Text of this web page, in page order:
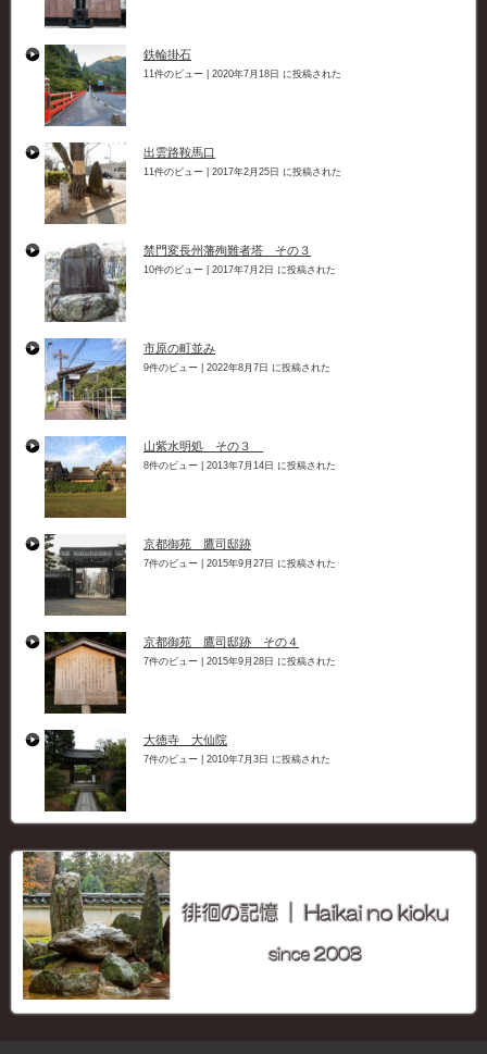
鉄輪掛石
11件のビュー 2020年7月18日 に投稿された
出雲路鞍馬口
11件のビュー 2017年2月25日 に投稿された
禁門変長州藩殉難者塔 その３
10件のビュー 2017年7月2日 に投稿された
市原の町並み
9件のビュー 2022年8月7日 に投稿された
山紫水明処 その３
8件のビュー 2013年7月14日 に投稿された
京都御苑 鷹司邸跡
7件のビュー 2015年9月27日 に投稿された
京都御苑 鷹司邸跡 その４
7件のビュー 2015年9月28日 に投稿された
大徳寺 大仙院
7件のビュー 2010年7月3日 に投稿された